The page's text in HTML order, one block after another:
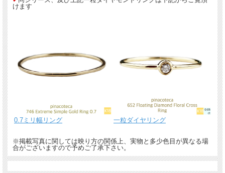
けます
0.7ミリ幅リング 一粒ダイヤリング
※掲載写真に関しては映り方の関係上、実物と多少色目が異なる場
合がございますので予めご了承下さい。